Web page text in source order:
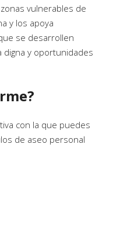
vulnerables de
y los apoya
se desarrollen
digna y oportunidades
con la que puedes
de aseo personal